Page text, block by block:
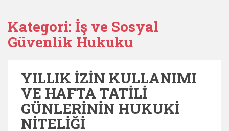
Kategori: İş ve Sosyal
Güvenlik Hukuku
YILLIK İZİN KULLANIMI
VE HAFTA TATİLİ
GÜNLERİNİN HUKUKİ
NİTELİĞİ